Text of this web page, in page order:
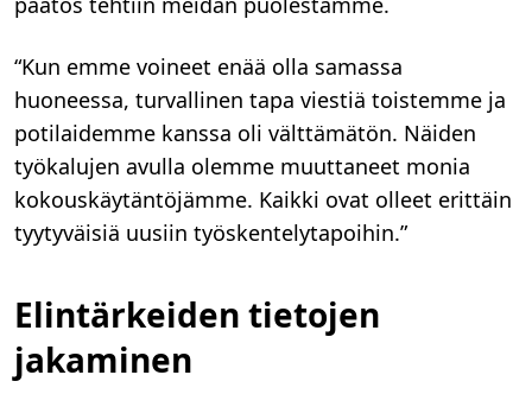
“Kun emme voineet enää olla samassa
huoneessa, turvallinen tapa viestiä toistemme ja
potilaidemme kanssa oli välttämätön. Näiden
työkalujen avulla olemme muuttaneet monia
kokouskäytäntöjämme. Kaikki ovat olleet erittäin
tyytyväisiä uusiin työskentelytapoihin.”
Elintärkeiden tietojen
jakaminen